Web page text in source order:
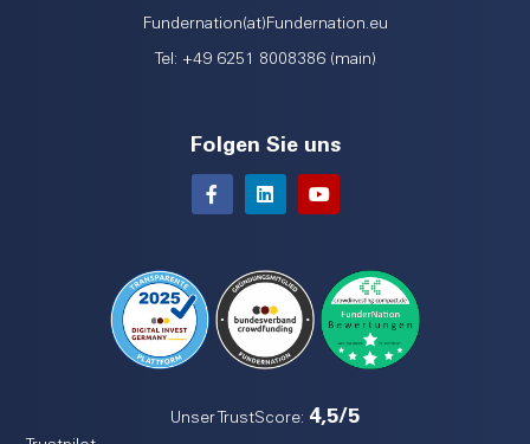
Fundernation(at)Fundernation.eu
Tel: +49 6251 8008386 (main)
Folgen Sie uns
Unser TrustScore: 4,5/5